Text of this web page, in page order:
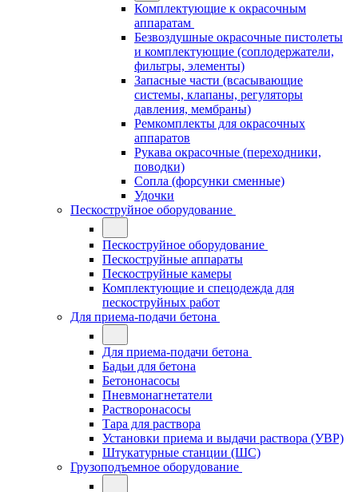
Комплектующие к окрасочным
аппаратам
Безвоздушные окрасочные пистолеты
и комплектующие (соплодержатели,
фильтры, элементы)
Запасные части (всасывающие
системы, клапаны, регуляторы
давления, мембраны)
Ремкомплекты для окрасочных
аппаратов
Рукава окрасочные (переходники,
поводки)
Сопла (форсунки сменные)
Удочки
Пескоструйное оборудование
Пескоструйное оборудование
Пескоструйные аппараты
Пескоструйные камеры
Комплектующие и спецодежда для
пескоструйных работ
Для приема-подачи бетона
Для приема-подачи бетона
Бадьи для бетона
Бетононасосы
Пневмонагнетатели
Растворонасосы
Тара для раствора
Установки приема и выдачи раствора (УВР)
Штукатурные станции (ШС)
Грузоподъемное оборудование